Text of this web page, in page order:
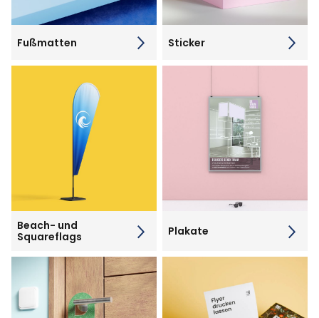
Fußmatten Sticker
Beach- und
Squareflags
Plakate